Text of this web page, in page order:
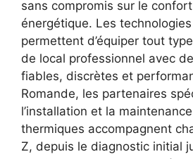
sans compromis sur le
énergétique. Les
permettent d’équiper tout
de local professionnel avec
fiables, discrètes et
Romande, les partenaires
l’installation et la
thermiques accompagnent
Z, depuis le diagnostic initial